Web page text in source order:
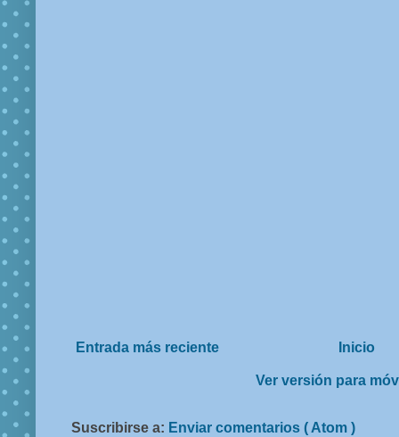
Entrada más reciente Inicio
Ver versión para
Suscribirse a: Enviar comentarios ( Atom )